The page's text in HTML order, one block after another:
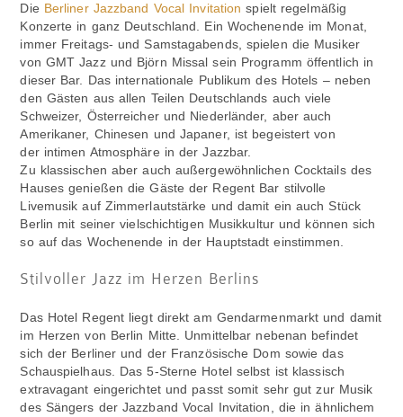
Die Berliner Jazzband Vocal Invitation spielt regelmäßig
Konzerte in ganz Deutschland. Ein Wochenende im Monat,
immer Freitags- und Samstagabends, spielen die Musiker
von GMT Jazz und Björn Missal sein Programm öffentlich in
dieser Bar. Das internationale Publikum des Hotels – neben
den Gästen aus allen Teilen Deutschlands auch viele
Schweizer, Österreicher und Niederländer, aber auch
Amerikaner, Chinesen und Japaner, ist begeistert von
der intimen Atmosphäre in der Jazzbar.
Zu klassischen aber auch außergewöhnlichen Cocktails des
Hauses genießen die Gäste der Regent Bar stilvolle
Livemusik auf Zimmerlautstärke und damit ein auch Stück
Berlin mit seiner vielschichtigen Musikkultur und können sich
so auf das Wochenende in der Hauptstadt einstimmen.
Stilvoller Jazz im Herzen Berlins
Das Hotel Regent liegt direkt am Gendarmenmarkt und damit
im Herzen von Berlin Mitte. Unmittelbar nebenan befindet
sich der Berliner und der Französische Dom sowie das
Schauspielhaus. Das 5-Sterne Hotel selbst ist klassisch
extravagant eingerichtet und passt somit sehr gut zur Musik
des Sängers der Jazzband Vocal Invitation, die in ähnlichem